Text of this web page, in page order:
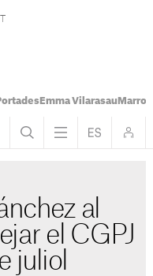
Emma Vilarasau
al
el CGPJ
juliol